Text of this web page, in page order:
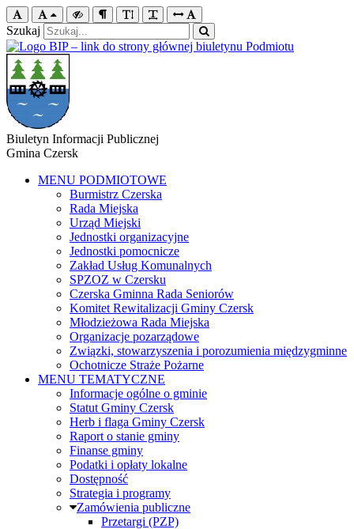
Szukaj
Biuletyn Informacji Publicznej
Gmina Czersk
MENU PODMIOTOWE
Burmistrz Czerska
Rada Miejska
Urząd Miejski
Jednostki organizacyjne
Jednostki pomocnicze
Zakład Usług Komunalnych
SPZOZ w Czersku
Czerska Gminna Rada Seniorów
Komitet Rewitalizacji Gminy Czersk
Młodzieżowa Rada Miejska
Organizacje pozarządowe
Związki, stowarzyszenia i porozumienia międzygminne
Ochotnicze Straże Pożarne
MENU TEMATYCZNE
Informacje ogólne o gminie
Statut Gminy Czersk
Herb i flaga Gminy Czersk
Raport o stanie gminy
Finanse gminy
Podatki i opłaty lokalne
Dostępność
Strategia i programy
Zamówienia publiczne
Przetargi (PZP)